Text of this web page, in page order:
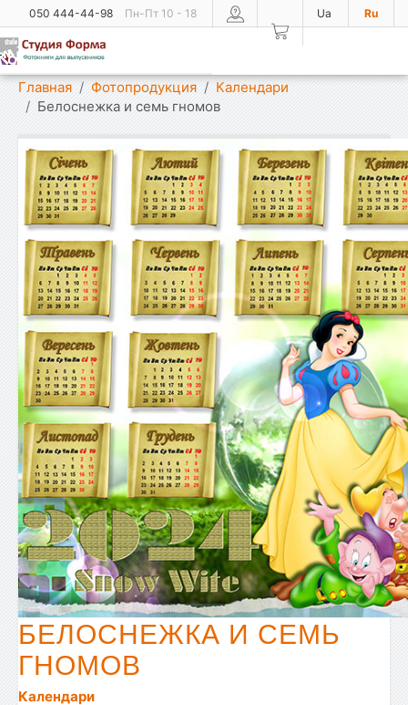
Ua Ru
050 444-44-98 Пн-Пт 10 - 18
Показать меню
Главная Фотопродукция
Календари
Белоснежка и семь гномов
БЕЛОСНЕЖКА И СЕМЬ
ГНОМОВ
Календари